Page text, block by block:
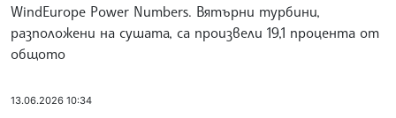
WindEurope Power Numbers. Вятърни турбини,
разположени на сушата, са произвели 19,1 процента от
общото
13.06.2026 10:34